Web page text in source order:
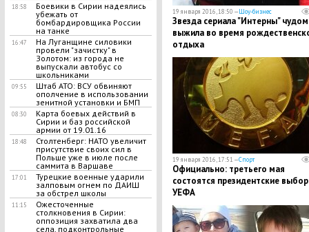
18:58
Боевики в Сирии надеялись
убежать от
бомбардировщика России
на танке
16:47
На Луганщине силовики
провели "зачистку" в
Золотом: из города не
выпускали автобус со
школьниками
09:55
Штаб АТО: ВСУ обвиняют
ополчение в использовании
зенитной установки и БМП
08:30
Карта боевых действий в
Сирии и баз российской
армии от 19.01.16
18:48
Столтенберг: НАТО увеличит
присутствие своих сил в
Польше уже в июле после
саммита в Варшаве
17:01
Турецкие военные ударили
залповым огнем по ДАИШ
за обстрел школы
11:15
Ожесточенные
столкновения в Сирии:
оппозиция захватила два
села, подконтрольные
19 января 2016, 18:50 —Шоу-бизнес
Звезда сериала "Интерны" чудом
выжила во время
отдыха
19 января 2016, 17:51 —Спорт
Официально: третьего мая
состоятся президентские
УЕФА